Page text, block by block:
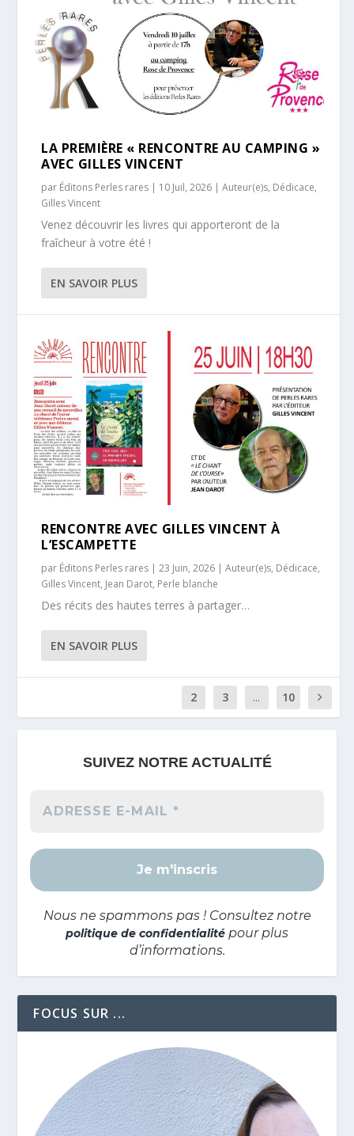
LA PREMIÈRE « RENCONTRE AU CAMPING »
AVEC GILLES VINCENT
par Éditons Perles rares | 10 Juil, 2026 |Auteur(e)s, Dédicace,
Gilles Vincent
Venez découvrir les livres qui apporteront de la
fraîcheur à votre été !
EN SAVOIR PLUS
RENCONTRE AVEC GILLES VINCENT À
L’ESCAMPETTE
par Éditons Perles rares |23 Juin, 2026 |Auteur(e)s, Dédicace,
Gilles Vincent, Jean Darot, Perle blanche
Des récits des hautes terres à partager…
EN SAVOIR PLUS
2 3 ... 10
SUIVEZ NOTRE ACTUALITÉ
Nous ne spammons pas ! Consultez notre
politique de confidentialité pour plus
d’informations.
FOCUS SUR ...